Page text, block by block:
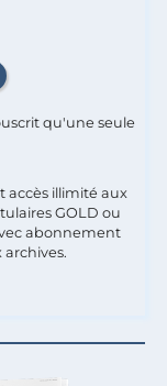
qu'une seule
accès illimité aux
GOLD ou
abonnement